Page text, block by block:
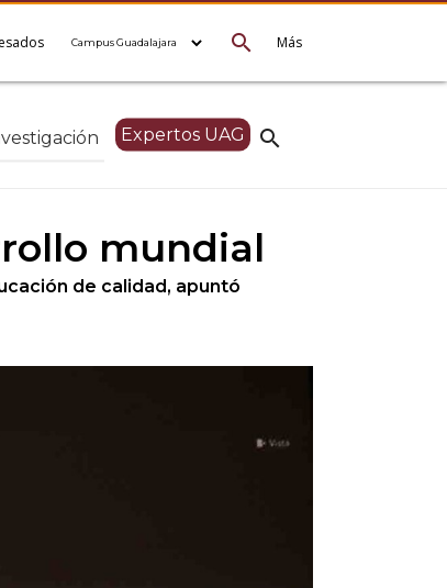
Más
search
search
Expertos UAG
mundial
de calidad, apuntó